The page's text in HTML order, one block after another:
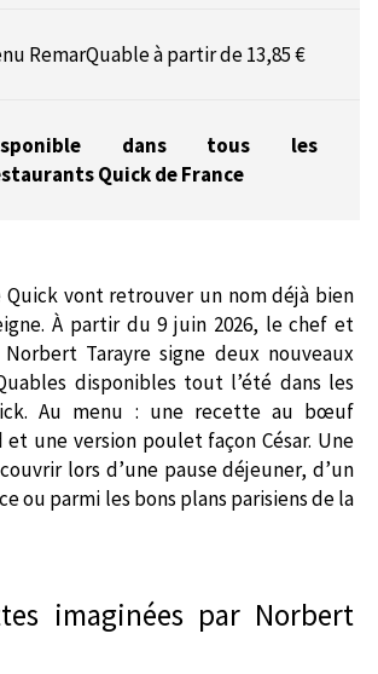
RemarQuable à partir de 13,85 €
dans tous les
Quick de France
Quick vont retrouver un nom déjà bien
À partir du 9 juin 2026, le chef et
Tarayre signe deux nouveaux
disponibles tout l’été dans les
Au menu : une recette au bœuf
une version poulet façon César. Une
lors d’une pause déjeuner, d’un
ou parmi les bons plans parisiens de la
imaginées par Norbert